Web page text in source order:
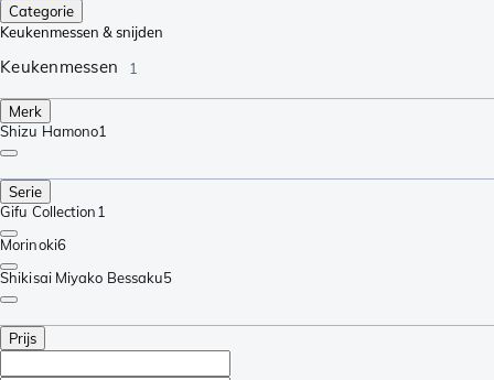
Categorie
Keukenmessen & snijden
Keukenmessen 1
Merk
Shizu Hamono1
Serie
Gifu Collection1
Morinoki6
Shikisai Miyako Bessaku5
Prijs